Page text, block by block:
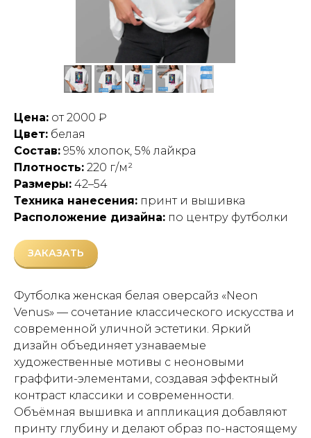
Цена: от 2000 ₽
Цвет: белая
Состав: 95% хлопок, 5% лайкра
Плотность: 220 г/м²
Размеры: 42–54
Техника нанесения: принт и вышивка
Расположение дизайна: по центру футболки
ЗАКАЗАТЬ
Футболка женская белая оверсайз «Neon
Venus» — сочетание классического искусства и
современной уличной эстетики. Яркий
дизайн объединяет узнаваемые
художественные мотивы с неоновыми
граффити-элементами, создавая эффектный
контраст классики и современности.
Объёмная вышивка и аппликация добавляют
принту глубину и делают образ по-настоящему